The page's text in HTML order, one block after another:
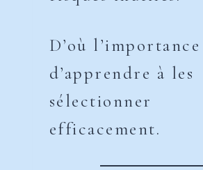
D’où l’importance
d’apprendre à les
sélectionner
efficacement.